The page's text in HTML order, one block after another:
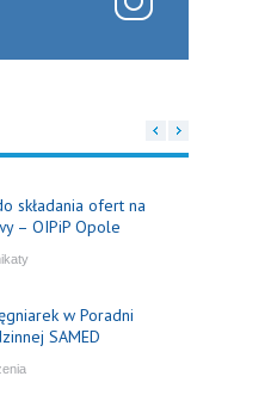
składania ofert na
– OIPiP Opole
w Poradni
SAMED